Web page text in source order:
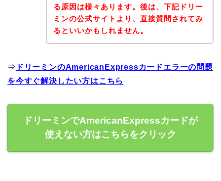
る原因は様々あります。後は、下記ドリー
ミンの公式サイトより、直接質問されてみ
るといいかもしれません。
⇒ ドリーミンのAmericanExpressカードエラーの問題
を今すぐ解決したい方はこちら
ドリーミンでAmericanExpressカードが
使えない方はこちらをクリック